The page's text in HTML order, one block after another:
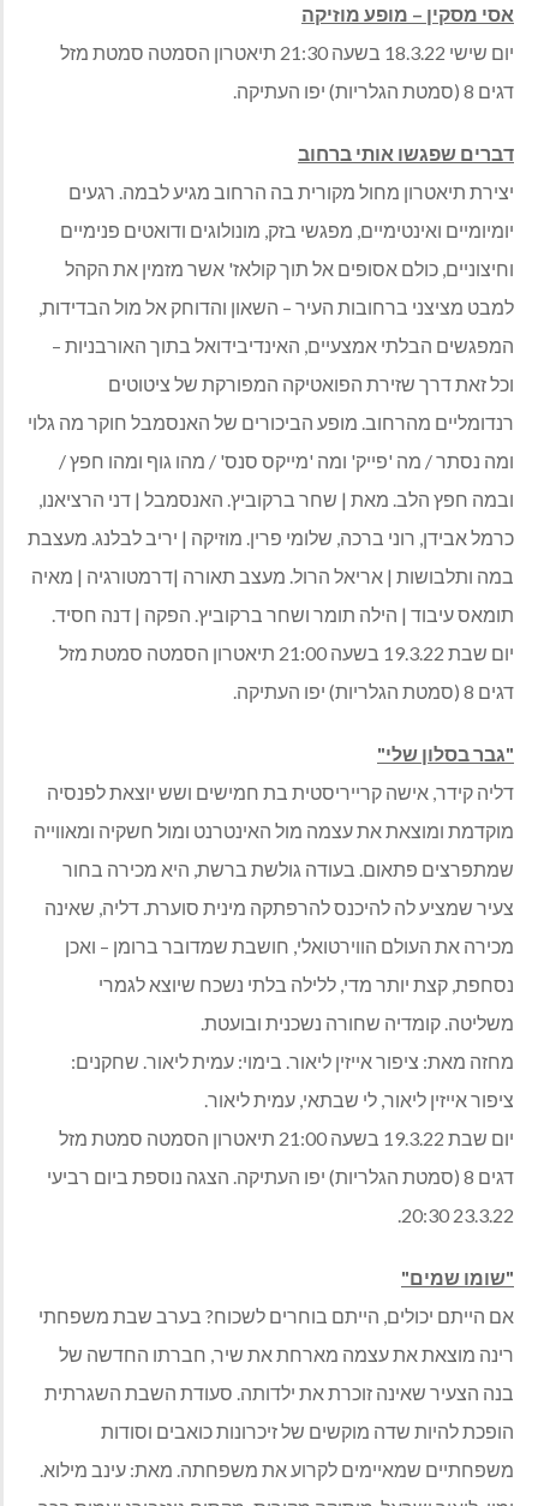
אסי מסקין – מופע מוזיקה
יום שישי 18.3.22 בשעה 21:30 תיאטרון הסמטה סמטת מזל
דגים 8 (סמטת הגלריות) יפו העתיקה.
דברים שפגשו אותי ברחוב
יצירת תיאטרון מחול מקורית בה הרחוב מגיע לבמה. רגעים
יומיומיים ואינטימיים, מפגשי בזק, מונולוגים ודואטים פנימיים
וחיצוניים, כולם אסופים אל תוך קולאז' אשר מזמין את הקהל
למבט מציצני ברחובות העיר – השאון והדוחק אל מול הבדידות,
המפגשים הבלתי אמצעיים, האינדיבידואל בתוך האורבניות –
וכל זאת דרך שזירת הפואטיקה המפורקת של ציטוטים
רנדומליים מהרחוב. מופע הביכורים של האנסמבל חוקר מה גלוי
ומה נסתר / מה 'פייק' ומה 'מייקס סנס' / מהו גוף ומהו חפץ /
ובמה חפץ הלב. מאת | שחר ברקוביץ. האנסמבל | דני הרציאנו,
כרמל אבידן, רוני ברכה, שלומי פרין. מוזיקה | יריב לבלנג. מעצבת
במה ותלבושות | אריאל הרול. מעצב תאורה |דרמטורגיה | מאיה
תומאס עיבוד | הילה תומר ושחר ברקוביץ. הפקה | דנה חסיד.
יום שבת 19.3.22 בשעה 21:00 תיאטרון הסמטה סמטת מזל
דגים 8 (סמטת הגלריות) יפו העתיקה.
"גבר בסלון שלי"
דליה קידר, אישה קרייריסטית בת חמישים ושש יוצאת לפנסיה
מוקדמת ומוצאת את עצמה מול האינטרנט ומול חשקיה ומאווייה
שמתפרצים פתאום. בעודה גולשת ברשת, היא מכירה בחור
צעיר שמציע לה להיכנס להרפתקה מינית סוערת. דליה, שאינה
מכירה את העולם הווירטואלי, חושבת שמדובר ברומן – ואכן
נסחפת, קצת יותר מדי, ללילה בלתי נשכח שיוצא לגמרי
משליטה. קומדיה שחורה נשכנית ובועטת.
מחזה מאת: ציפור אייזין ליאור. בימוי: עמית ליאור. שחקנים:
ציפור אייזין ליאור, לי שבתאי, עמית ליאור.
יום שבת 19.3.22 בשעה 21:00 תיאטרון הסמטה סמטת מזל
דגים 8 (סמטת הגלריות) יפו העתיקה. הצגה נוספת ביום רביעי
23.3.22 20:30.
"שומו שמים"
אם הייתם יכולים, הייתם בוחרים לשכוח? בערב שבת משפחתי
רינה מוצאת את עצמה מארחת את שיר, חברתו החדשה של
בנה הצעיר שאינה זוכרת את ילדותה. סעודת השבת השגרתית
הופכת להיות שדה מוקשים של זיכרונות כואבים וסודות
משפחתיים שמאיימים לקרוע את משפחתה. מאת: עינב מילוא.